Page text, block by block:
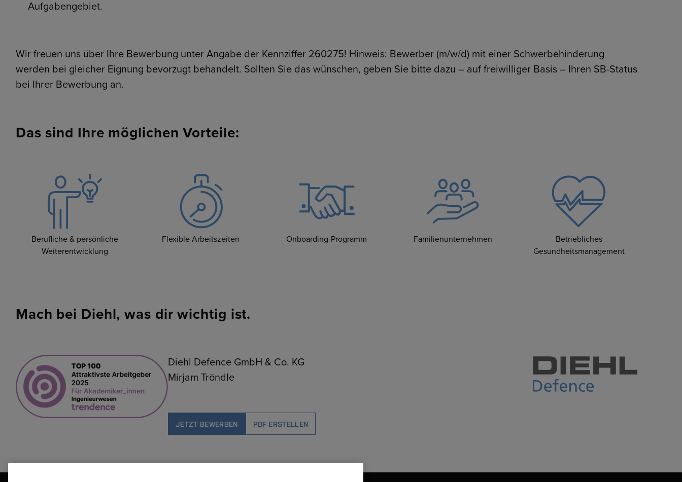
Aufgabengebiet.
Wir freuen uns über Ihre Bewerbung unter Angabe der Kennziffer 260275! Hinweis: Bewerber (m/w/d) mit einer Schwerbehinderung
werden bei gleicher Eignung bevorzugt behandelt. Sollten Sie das wünschen, geben Sie bitte dazu – auf freiwilliger Basis – Ihren SB-Status
bei Ihrer Bewerbung an.
Das sind Ihre möglichen Vorteile:
Berufliche & persönliche
Weiterentwicklung
Flexible Arbeitszeiten Onboarding-Programm Familienunternehmen
Betriebliches
Gesundheitsmanagement
Mach bei Diehl, was dir wichtig ist.
Diehl Defence GmbH & Co. KG
Mirjam Tröndle
JETZT BEWERBEN PDF ERSTELLEN